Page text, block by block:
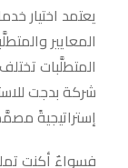
يعتمد اختيار
المعايير
المتطلَّبات
شركة بدجت
إستراتيجيةً
فسواءٌ أكنت